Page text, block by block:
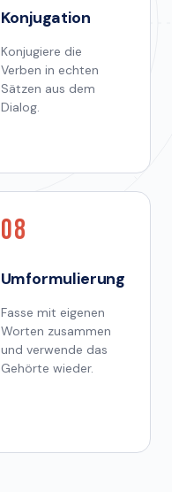
Konjugation
Konjugiere die
Verben in echten
Sätzen aus dem
Dialog.
08
Umformulierung
Fasse mit eigenen
Worten zusammen
und verwende das
Gehörte wieder.